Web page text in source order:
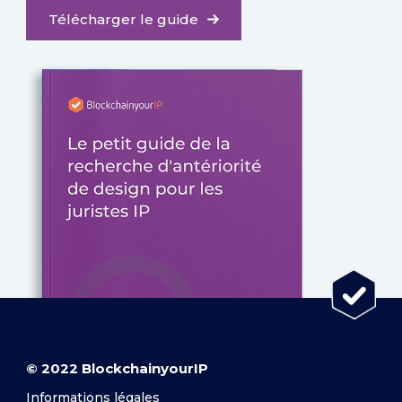
Télécharger le guide
© 2022 BlockchainyourIP
Informations légales